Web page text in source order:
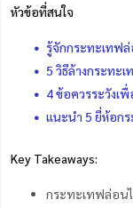
หัวข้อที่สนใจ
รู้จักกระทะเทฟ
5 วิธีล้างกระทะเ
4 ข้อควรระวังเ
แนะนำ 5 ยี่ห้อก
Key Takeaways:
กระทะเทฟล่อน